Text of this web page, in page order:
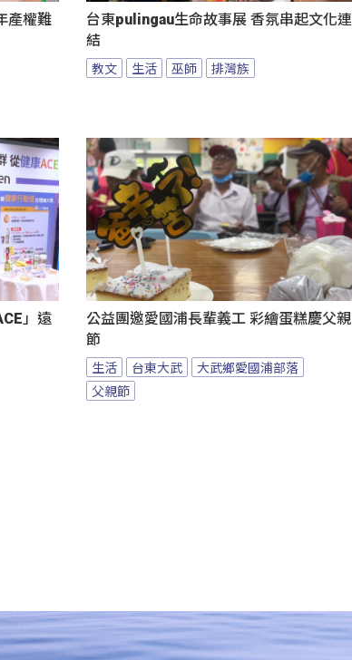
產權難
台東pulingau生命故事展 香氛串起文化連
結
教文 生活 巫師 排灣族
」遠
公益團邀愛國浦長輩義工 彩繪蛋糕慶父親
節
生活 台東大武
大武鄉愛國浦部落
父親節